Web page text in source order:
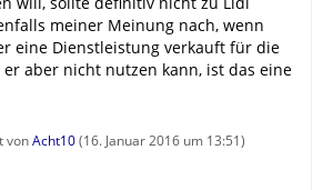
meiner Meinung nach, wenn
eine Dienstleistung verkauft für die
aber nicht nutzen kann, ist das eine
vonAcht10(16. Januar 2016 um 13:51)